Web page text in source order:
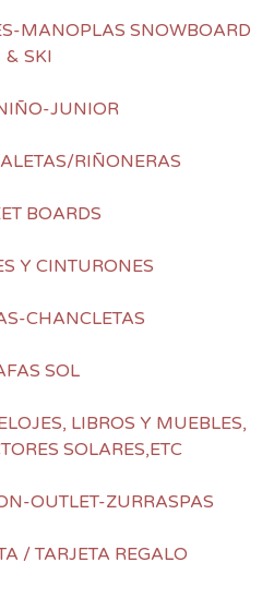
MANOPLAS SNOWBOARD
& SKI
JUNIOR
RIÑONERAS
BOARDS
Y CINTURONES
CHANCLETAS
SOL
LIBROS Y MUEBLES,
SOLARES,ETC
OUTLET-ZURRASPAS
/ TARJETA REGALO